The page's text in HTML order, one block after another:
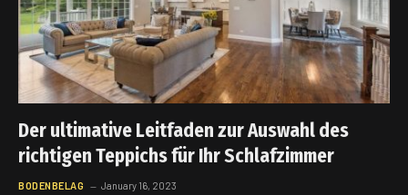
Der ultimative Leitfaden zur Auswahl des
richtigen Teppichs für Ihr Schlafzimmer
BODENBELAG January 16, 2023